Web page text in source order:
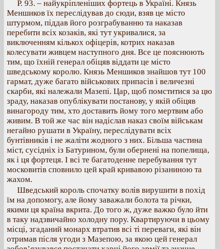
Р. 93. – найукріпленіших фортець в Україні. Князь
Меншиков їх переслідував до сюди, взяв це місто
штурмом, піддав його розграбуванню та наказав
перебити всіх козаків, які тут укривалися, за
виключенням кількох офіцерів, котрих наказав
колесувати живцем наступного дня. Все це пояснюють
тим, що їхній генерал обіцяв віддати це місто
шведському королю. Князь Меншиков знайшов тут 100
гармат, дуже багато військових припасів і величезні
скарби, які належали Мазепі. Цар, щоб помститися за цю
зраду, наказав опублікувати постанову, у якій обіцяв
винагороду тим, хто доставить йому того мертвим або
живим. В той же час він надіслав наказ своїм військам
негайно рушати в Україну, переслідувати всіх
бунтівників і не жаліти жодного з них. Більша частина
міст, сусідніх із Батурином, були обернені на попелища,
як і ця фортеця. І всі те багатоденне перебування тут
московитів сповнило цей край кривавою різаниною та
жахом.
Шведський король спочатку волів вирушити в похід
їм на допомогу, але йому заважали болота та річки,
якими ця країна вкрита. До того ж, дуже важко було йти
в таку надзвичайно холодну пору. Квартируючи в цьому
місці, згаданий монарх втратив всі ті переваги, які він
отримав після угоди з Мазепою, за якою цей генерал